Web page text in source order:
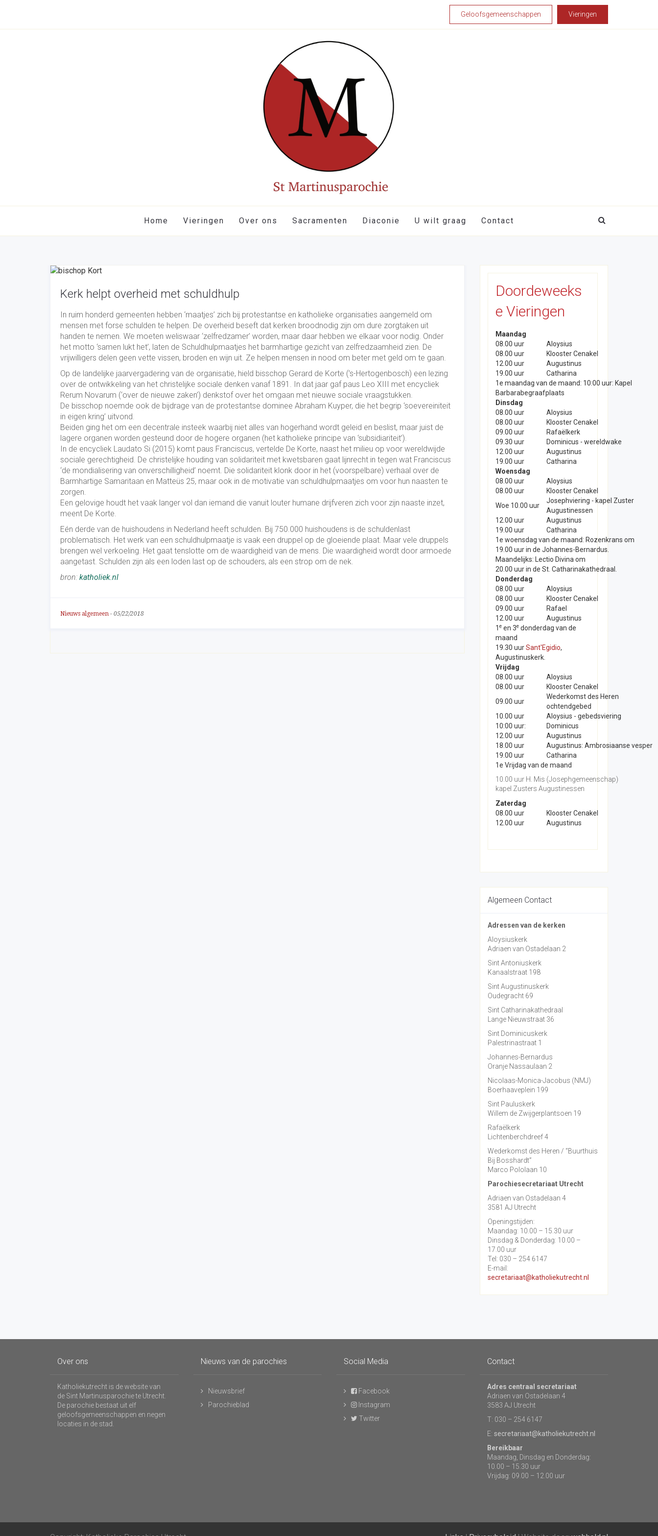
Geloofsgemeenschappen Vieringen
Home Vieringen Over ons Sacramenten Diaconie U wilt graag Contact
Kerk helpt overheid met schuldhulp
In ruim honderd gemeenten hebben ‘maatjes’ zich bij protestantse en katholieke organisaties aangemeld om
mensen met forse schulden te helpen. De overheid beseft dat kerken broodnodig zijn om dure zorgtaken uit
handen te nemen. We moeten weliswaar ‘zelfredzamer’ worden, maar daar hebben we elkaar voor nodig. Onder
het motto ‘samen lukt het’, laten de Schuldhulpmaatjes het barmhartige gezicht van zelfredzaamheid zien. De
vrijwilligers delen geen vette vissen, broden en wijn uit. Ze helpen mensen in nood om beter met geld om te gaan.
Op de landelijke jaarvergadering van de organisatie, hield bisschop Gerard de Korte (’s-Hertogenbosch) een lezing
over de ontwikkeling van het christelijke sociale denken vanaf 1891. In dat jaar gaf paus Leo XIII met encycliek
Rerum Novarum (‘over de nieuwe zaken’) denkstof over het omgaan met nieuwe sociale vraagstukken.
De bisschop noemde ook de bijdrage van de protestantse dominee Abraham Kuyper, die het begrip ‘soevereiniteit
in eigen kring’ uitvond.
Beiden ging het om een decentrale insteek waarbij niet alles van hogerhand wordt geleid en beslist, maar juist de
lagere organen worden gesteund door de hogere organen (het katholieke principe van ‘subsidiariteit’).
In de encycliek Laudato Si (2015) komt paus Franciscus, vertelde De Korte, naast het milieu op voor wereldwijde
sociale gerechtigheid. De christelijke houding van solidariteit met kwetsbaren gaat lijnrecht in tegen wat Franciscus
‘de mondialisering van onverschilligheid’ noemt. Die solidariteit klonk door in het (voorspelbare) verhaal over de
Barmhartige Samaritaan en Matteüs 25, maar ook in de motivatie van schuldhulpmaatjes om voor hun naasten te
zorgen.
Een gelovige houdt het vaak langer vol dan iemand die vanuit louter humane drijfveren zich voor zijn naaste inzet,
meent De Korte.
Eén derde van de huishoudens in Nederland heeft schulden. Bij 750.000 huishoudens is de schuldenlast
problematisch. Het werk van een schuldhulpmaatje is vaak een druppel op de gloeiende plaat. Maar vele druppels
brengen wel verkoeling. Het gaat tenslotte om de waardigheid van de mens. Die waardigheid wordt door armoede
aangetast. Schulden zijn als een loden last op de schouders, als een strop om de nek.
bron: katholiek.nl
Nieuws algemeen - 05/22/2018
Doordeweeks
e Vieringen
Maandag
08.00 uur
Aloysius
08.00 uur
Klooster Cenakel
12.00 uur
Augustinus
19.00 uur
Catharina
1e maandag van de maand: 10:00 uur: Kapel
Barbarabegraafplaats
Dinsdag
08.00 uur
Aloysius
08.00 uur
Klooster Cenakel
09.00 uur
Rafaëlkerk
09.30 uur
Dominicus - wereldwake
12.00 uur
Augustinus
19.00 uur
Catharina
Woensdag
08.00 uur
Aloysius
08.00 uur
Klooster Cenakel
Woe 10.00 uur
Josephviering - kapel Zuster
Augustinessen
12.00 uur
Augustinus
19.00 uur
Catharina
1e woensdag van de maand: Rozenkrans om
19.00 uur in de Johannes-Bernardus.
Maandelijks: Lectio Divina om
20.00 uur in de St. Catharinakathedraal.
Donderdag
08.00 uur
Aloysius
08.00 uur
Klooster Cenakel
09.00 uur
Rafael
12.00 uur
Augustinus
1 een 3edonderdag van de
maand
19.30 uurSant'Egidio,
Augustinuskerk.
Vrijdag
08.00 uur
Aloysius
08.00 uur
Klooster Cenakel
09.00 uur
Wederkomst des Heren
ochtendgebed
10.00 uur
Aloysius - gebedsviering
10:00 uur:
Dominicus
12.00 uur
Augustinus
18.00 uur
Augustinus: Ambrosiaanse vesper
19.00 uur
Catharina
1e Vrijdag van de maand
10.00 uur H. Mis (Josephgemeenschap)
kapel Zusters Augustinessen
Zaterdag
08.00 uur
Klooster Cenakel
12.00 uur
Augustinus
Algemeen Contact
Adressen van de kerken
Aloysiuskerk
Adriaen van Ostadelaan 2
Sint Antoniuskerk
Kanaalstraat 198
Sint Augustinuskerk
Oudegracht 69
Sint Catharinakathedraal
Lange Nieuwstraat 36
Sint Dominicuskerk
Palestrinastraat 1
Johannes-Bernardus
Oranje Nassaulaan 2
Nicolaas-Monica-Jacobus (NMJ)
Boerhaaveplein 199
Sint Pauluskerk
Willem de Zwijgerplantsoen 19
Rafaëlkerk
Lichtenberchdreef 4
Wederkomst des Heren / “Buurthuis
Bij Bosshardt”
Marco Pololaan 10
Parochiesecretariaat Utrecht
Adriaen van Ostadelaan 4
3581 AJ Utrecht
Openingstijden:
Maandag: 10.00 – 15.30 uur
Dinsdag & Donderdag: 10.00 –
17.00 uur
Tel: 030 – 254 6147
E-mail:
secretariaat@katholiekutrecht.nl
Over ons
Katholiekutrecht is de website van
de Sint Martinusparochie te Utrecht.
De parochie bestaat uit elf
geloofsgemeenschappen en negen
locaties in de stad.
Nieuws van de parochies
Nieuwsbrief
Parochieblad
Social Media
Facebook
Instagram
Twitter
Contact
Adres centraal secretariaat
Adriaen van Ostadelaan 4
3583 AJ Utrecht
T: 030 – 254 6147
E: secretariaat@katholiekutrecht.nl
Bereikbaar
Maandag, Dinsdag en Donderdag:
10.00 – 15.30 uur
Vrijdag: 09.00 – 12.00 uur